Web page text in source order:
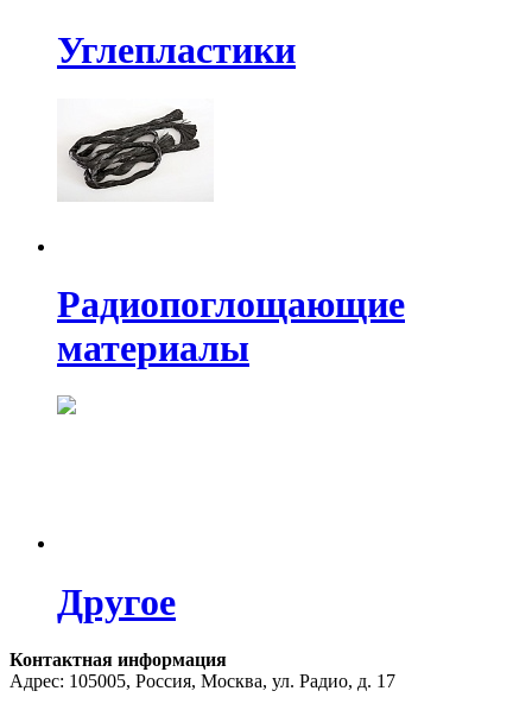
Углепластики
Радиопоглощающие
материалы
Другое
Контактная информация
Адрес: 105005, Россия, Москва, ул. Радио, д. 17